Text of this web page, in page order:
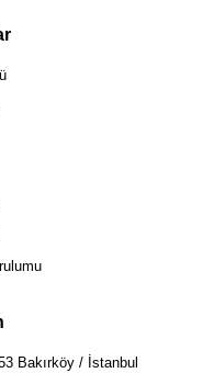
Bakırköy / İstanbul